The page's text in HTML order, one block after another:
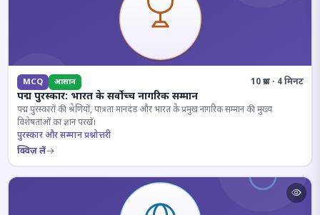
MCQ आसान 10 प्रश्न · 4 मिनट
पद्म पुरस्कार: भारत के सर्वोच्च नागरिक सम्मान
पद्म पुरस्कारों की श्रेणियों, पात्रता मानदंड और भारत के प्रमुख नागरिक सम्मान की मुख्य
विशेषताओं का ज्ञान परखें।
पुरस्कार और सम्मान प्रश्नोत्तरी
क्विज़ लें